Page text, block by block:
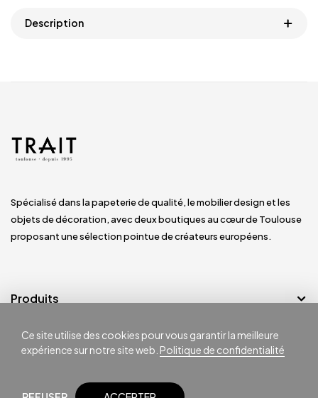
Description
Spécialisé dans la papeterie de qualité, le mobilier design et les
objets de décoration, avec deux boutiques au cœur de Toulouse
proposant une sélection pointue de créateurs européens.
Produits
Notre société
Ce site utilise des cookies pour vous garantir la meilleure
expérience sur notre site web. Politique de confidentialité